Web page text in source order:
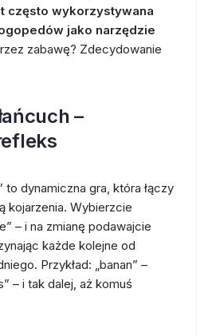
często wykorzystywana
jako narzędzie
zabawę? Zdecydowanie
–
to dynamiczna gra, która łączy
kojarzenia. Wybierzcie
– i na zmianę podawajcie
każde kolejne od
Przykład: „banan” –
– i tak dalej, aż komuś